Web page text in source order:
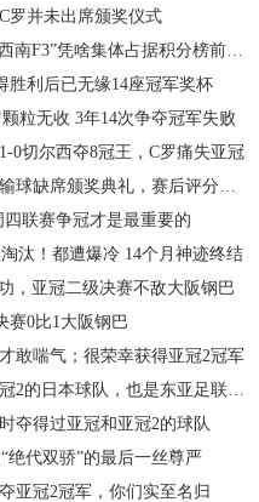
罗并未出席颁奖仪式
F3”凭啥集体占据积分榜前三？
胜利后已无缘14座冠军奖杯
粒无收 3年14次争夺冠军失败
0切尔西夺8冠王，C罗痛失亚冠
缺席颁奖典礼，赛后评分出炉
联赛争冠才是最重要的
汰！都遭爆冷 14个月神迹终结
，亚冠二级决赛不敌大阪钢巴
赛0比1大阪钢巴
敢喘气；很荣幸获得亚冠2冠军
日本球队，也是东亚足联首队
夺得过亚冠和亚冠2的球队
绝代双骄”的最后一丝尊严
亚冠2冠军，你们实至名归